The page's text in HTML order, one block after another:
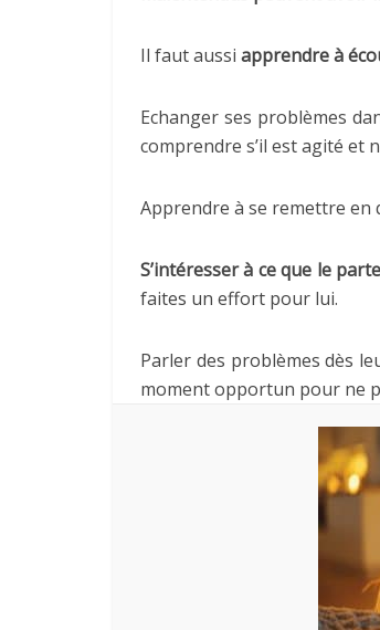
Il faut aussi apprendre à
Echanger ses problèmes
comprendre s’il est agité et
Apprendre à se remettre
S’intéresser à ce que le
faites un effort pour lui.
Parler des problèmes dès
moment opportun pour ne